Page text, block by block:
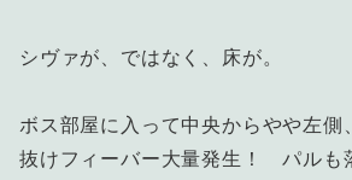
シヴァが、ではなく、床が。
ボス部屋に入って中央からやや左側
抜けフィーバー大量発生！ パルも